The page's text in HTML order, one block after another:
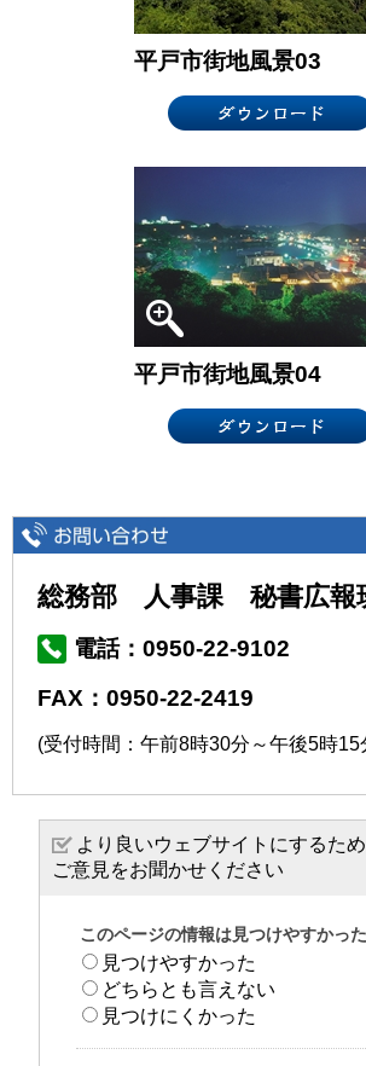
平戸市街地風景03
平戸市街地風景04
総務部 人事課 秘書広報
電話：0950-22-9102
FAX：0950-22-2419
(受付時間：午前8時30分～午後5時15
より良いウェブサイトにするた
ご意見をお聞かせください
このページの情報は見つけやすかっ
見つけやすかった
どちらとも言えない
見つけにくかった